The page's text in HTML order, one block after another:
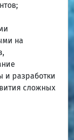
на
и разработки
сложных